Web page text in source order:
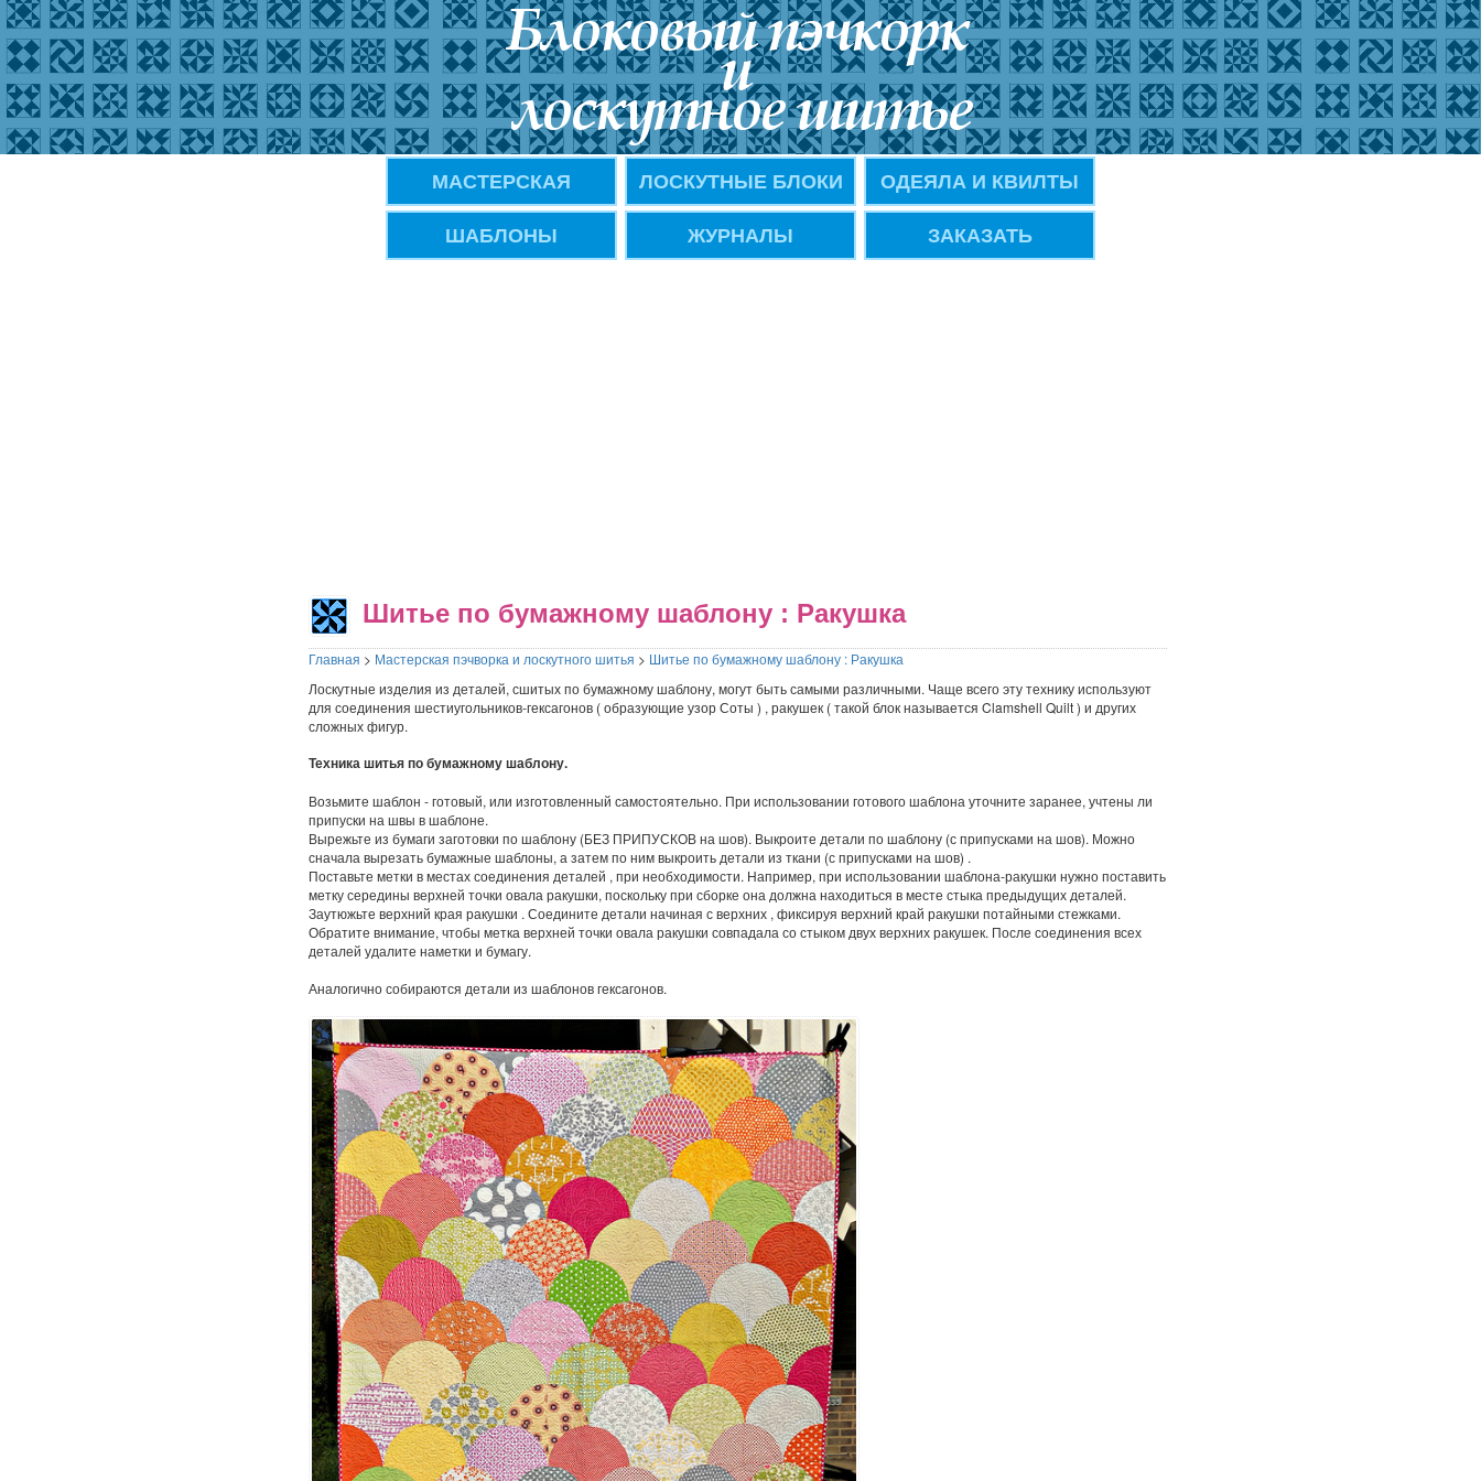
МАСТЕРСКАЯ ЛОСКУТНЫЕ БЛОКИ
ОДЕЯЛА И КВИЛТЫ
ШАБЛОНЫ
ЖУРНАЛЫ ЗАКАЗАТЬ
Шитье по бумажному шаблону : Ракушка
Главная > Мастерская пэчворка и лоскутного шитья > Шитье по бумажному шаблону : Ракушка
Лоскутные изделия из деталей, сшитых по бумажному шаблону, могут быть самыми различными. Чаще всего эту технику используют
для соединения шестиугольников-гексагонов ( образующие узор Соты ) , ракушек ( такой блок называется Clamshell Quilt ) и других
сложных фигур.
Техника шитья по бумажному шаблону.
Возьмите шаблон - готовый, или изготовленный самостоятельно. При использовании готового шаблона уточните заранее, учтены ли
припуски на швы в шаблоне.
Вырежьте из бумаги заготовки по шаблону (БЕЗ ПРИПУСКОВ на шов). Выкроите детали по шаблону (с припусками на шов). Можно
сначала вырезать бумажные шаблоны, а затем по ним выкроить детали из ткани (с припусками на шов) .
Поставьте метки в местах соединения деталей , при необходимости. Например, при использовании шаблона-ракушки нужно поставить
метку середины верхней точки овала ракушки, поскольку при сборке она должна находиться в месте стыка предыдущих деталей.
Заутюжьте верхний края ракушки . Соедините детали начиная с верхних , фиксируя верхний край ракушки потайными стежками.
Обратите внимание, чтобы метка верхней точки овала ракушки совпадала со стыком двух верхних ракушек. После соединения всех
деталей удалите наметки и бумагу.
Аналогично собираются детали из шаблонов гексагонов.